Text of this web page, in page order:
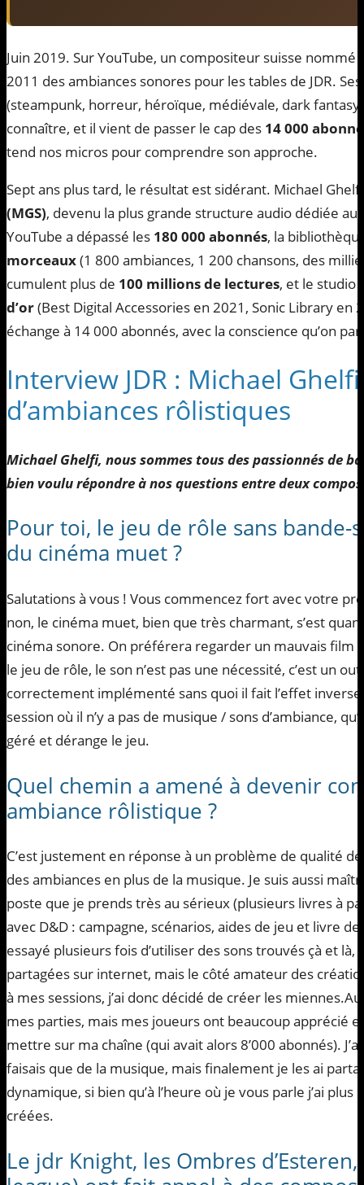
Juin 2019. Sur YouTube, un compositeur suisse nommé
2011 des ambiances sonores pour les tables de JDR.
(steampunk, horreur, héroïque, médiévale, dark
connaître, et il vient de passer le cap des 14 000
tend nos micros pour comprendre son approche.
Sept ans plus tard, le résultat est sidérant. Michael
(MGS), devenu la plus grande structure audio dédiée
YouTube a dépassé les 180 000 abonnés, la
morceaux(1 800 ambiances, 1 200 chansons, des
cumulent plus de 100 millions de lectures, et le
d’or(Best Digital Accessories en 2021, Sonic Library en
échange à 14 000 abonnés, avec la conscience qu’on
Interview JDR : Michael
d’ambiances rôlistiques
Michael Ghelfi, nous sommes tous des passionnés de
bien voulu répondre à nos questions entre deux
Pour toi, le jeu de rôle sans bande-
du cinéma muet ?
Salutations à vous ! Vous commencez fort avec votre
non, le cinéma muet, bien que très charmant, s’est
cinéma sonore. On préférera regarder un mauvais film
le jeu de rôle, le son n’est pas une nécessité, c’est un
correctement implémenté sans quoi il fait l’effet
session où il n’y a pas de musique / sons d’ambiance,
géré et dérange le jeu.
Quel chemin a amené à devenir
ambiance rôlistique ?
C’est justement en réponse à un problème de qualité
des ambiances en plus de la musique. Je suis aussi
poste que je prends très au sérieux (plusieurs livres à
avec D&D : campagne, scénarios, aides de jeu et livre
essayé plusieurs fois d’utiliser des sons trouvés çà et
partagées sur internet, mais le côté amateur des
à mes sessions, j’ai donc décidé de créer les
mes parties, mais mes joueurs ont beaucoup apprécié
mettre sur ma chaîne (qui avait alors 8’000 abonnés).
faisais que de la musique, mais finalement je les ai
dynamique, si bien qu’à l’heure où je vous parle j’ai
créées.
Le jdr Knight, les Ombres